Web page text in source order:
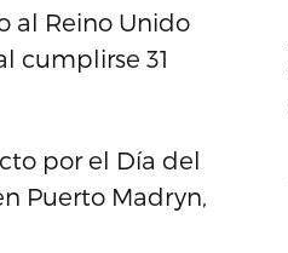
al Reino Unido
cumplirse 31
por el Día del
Puerto Madryn,